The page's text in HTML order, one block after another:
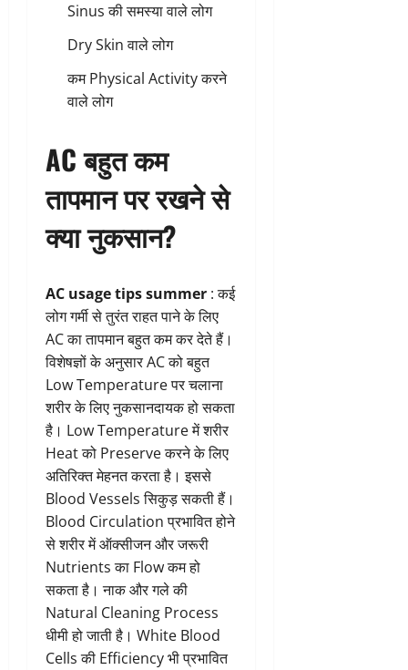
Sinus की समस्या वाले लोग
Dry Skin वाले लोग
कम Physical Activity करने
वाले लोग
AC बहुत कम
तापमान पर रखने से
क्या नुकसान?
AC usage tips summer : कई
लोग गर्मी से तुरंत राहत पाने के लिए
AC का तापमान बहुत कम कर देते हैं।
विशेषज्ञों के अनुसार AC को बहुत
Low Temperature पर चलाना
शरीर के लिए नुकसानदायक हो सकता
है। Low Temperature में शरीर
Heat को Preserve करने के लिए
अतिरिक्त मेहनत करता है। इससे
Blood Vessels सिकुड़ सकती हैं।
Blood Circulation प्रभावित होने
से शरीर में ऑक्सीजन और जरूरी
Nutrients का Flow कम हो
सकता है। नाक और गले की
Natural Cleaning Process
धीमी हो जाती है। White Blood
Cells की Efficiency भी प्रभावित